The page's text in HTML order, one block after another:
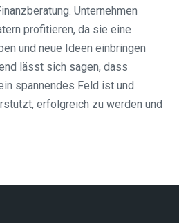
Unternehmen
profitieren, da sie eine
und neue Ideen einbringen
lässt sich sagen, dass
spannendes Feld ist und
erfolgreich zu werden und